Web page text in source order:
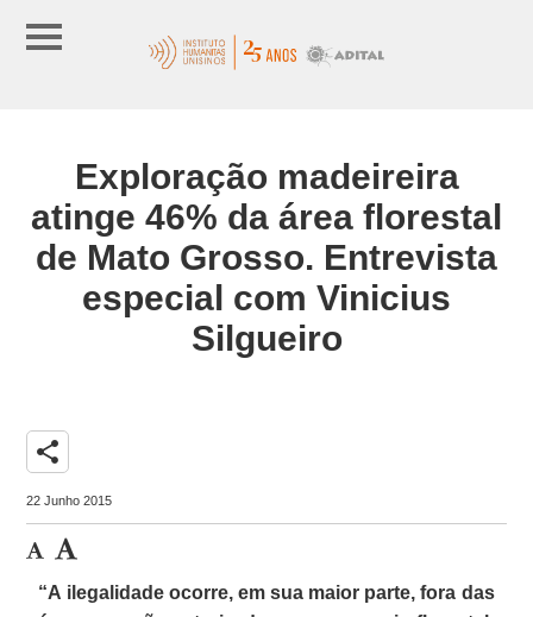
Exploração madeireira
atinge 46% da área florestal
de Mato Grosso. Entrevista
especial com Vinicius
Silgueiro
share
22 Junho 2015
“A ilegalidade ocorre, em sua maior parte, fora das